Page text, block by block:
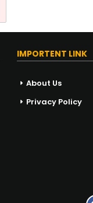
IMPORTENT LINK
About Us
Privacy Policy